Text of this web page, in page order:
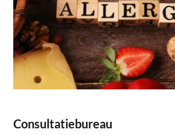
Consultatiebureau